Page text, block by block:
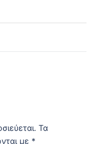
Τα
με *